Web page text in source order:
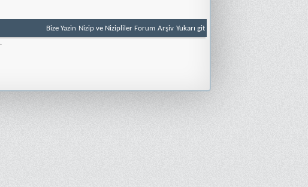
Bize Yazin Nizip ve Nizipliler Forum Arşiv Yukarı git
.